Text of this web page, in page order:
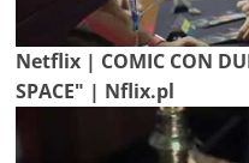
Netflix | COMIC CON
SPACE" | Nflix.pl